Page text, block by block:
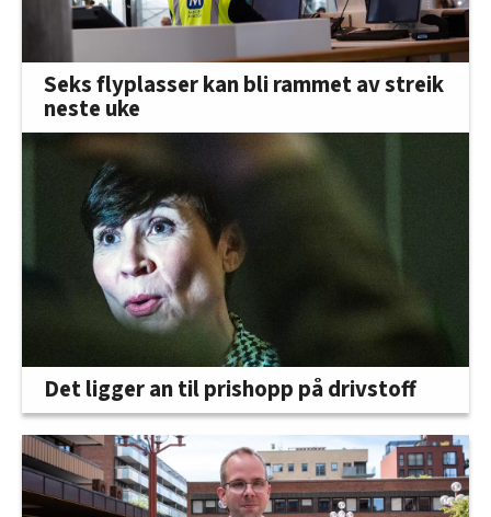
Seks flyplasser kan bli rammet av streik
neste uke
Det ligger an til prishopp på drivstoff